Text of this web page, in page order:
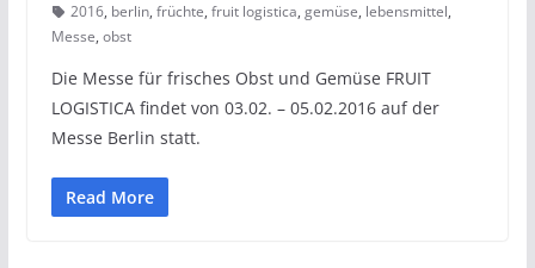
2016, berlin, früchte, fruit logistica, gemüse, lebensmittel,
Messe, obst
Die Messe für frisches Obst und Gemüse FRUIT
LOGISTICA findet von 03.02. – 05.02.2016 auf der
Messe Berlin statt.
Read More